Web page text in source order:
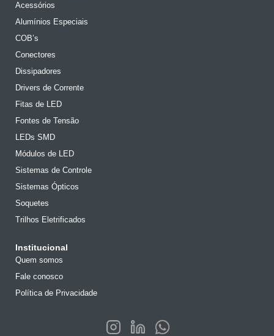
Acessórios
Alumínios Especiais
COB’s
Conectores
Dissipadores
Drivers de Corrente
Fitas de LED
Fontes de Tensão
LEDs SMD
Módulos de LED
Sistemas de Controle
Sistemas Ópticos
Soquetes
Trilhos Eletrificados
Institucional
Quem somos
Fale conosco
Política de Privacidade